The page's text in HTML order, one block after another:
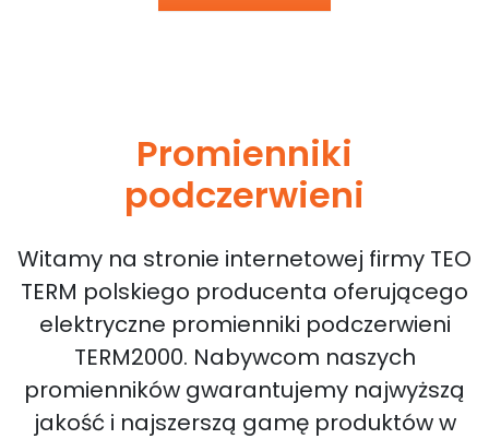
Promienniki
podczerwieni
Witamy na stronie internetowej firmy TEO
TERM polskiego producenta oferującego
elektryczne promienniki podczerwieni
TERM2000. Nabywcom naszych
promienników gwarantujemy najwyższą
jakość i najszerszą gamę produktów w